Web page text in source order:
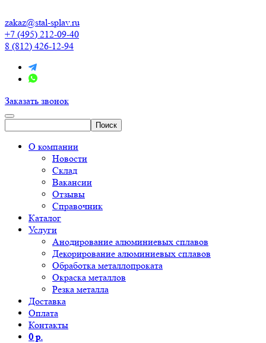
zakaz@stal-splav.ru
+7 (495) 212-09-40
8 (812) 426-12-94
Заказать звонок
О компании
Новости
Склад
Вакансии
Отзывы
Справочник
Каталог
Услуги
Анодирование алюминиевых сплавов
Декорирование алюминиевых сплавов
Обработка металлопроката
Окраска металлов
Резка металла
Доставка
Оплата
Контакты
0 р.